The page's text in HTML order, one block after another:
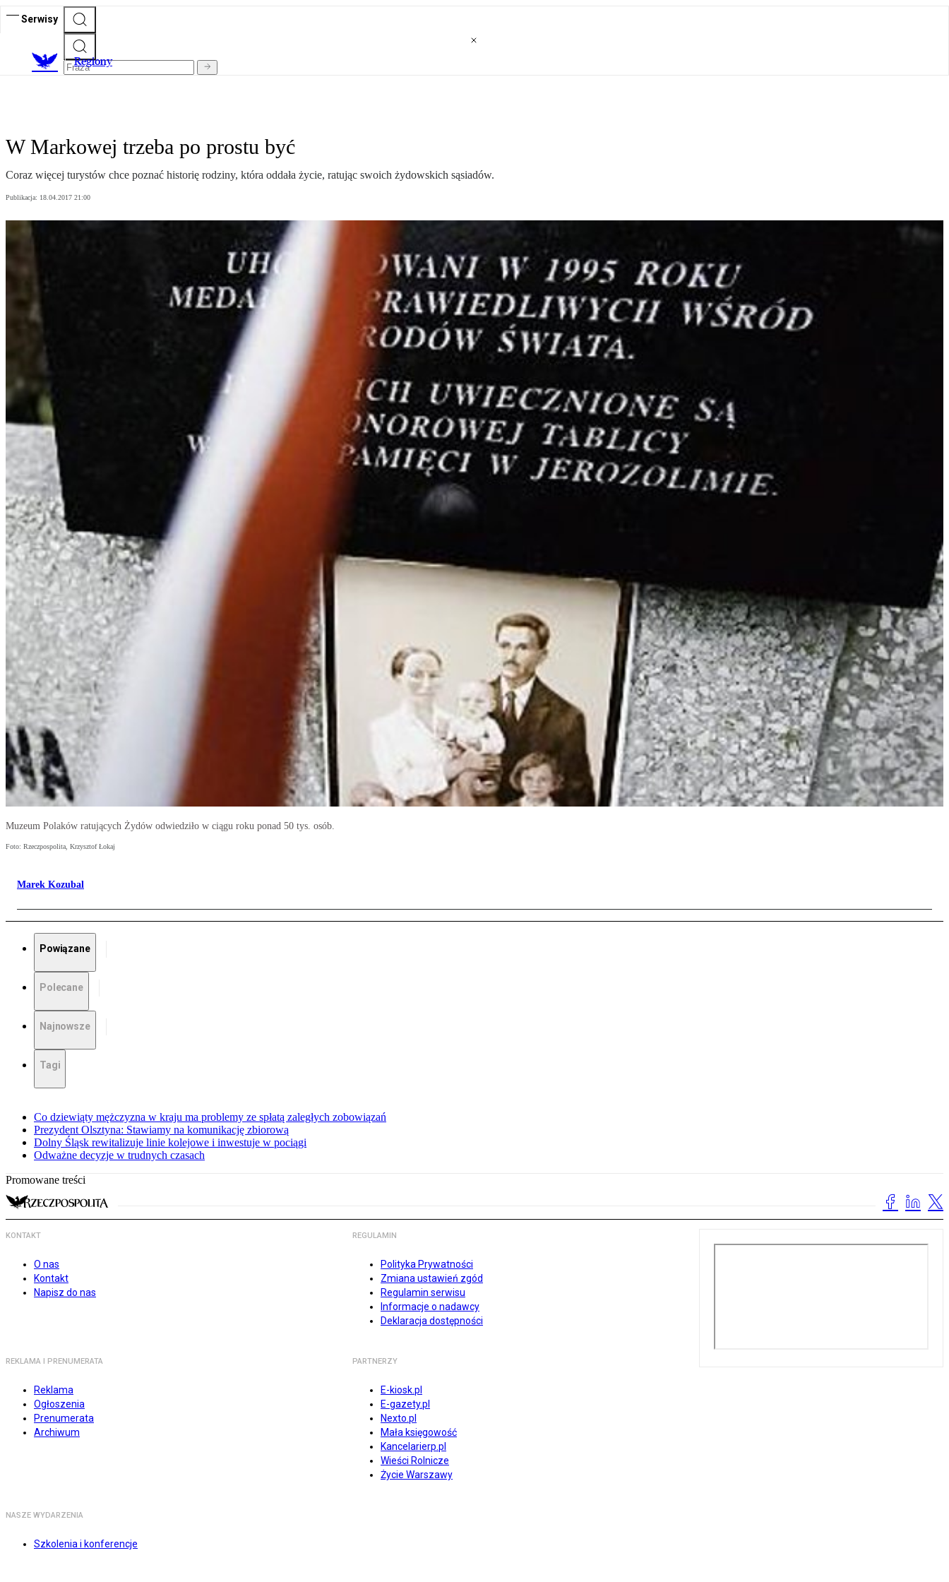
Serwisy
Regiony
W Markowej trzeba po prostu być
Coraz więcej turystów chce poznać historię rodziny, która oddała życie, ratując swoich żydowskich sąsiadów.
Publikacja: 18.04.2017 21:00
Muzeum Polaków ratujących Żydów odwiedziło w ciągu roku ponad 50 tys. osób.
Foto: Rzeczpospolita, Krzysztof Łokaj
Marek Kozubal
Powiązane
Polecane
Najnowsze
Tagi
Co dziewiąty mężczyzna w kraju ma problemy ze spłatą zaległych zobowiązań
Prezydent Olsztyna: Stawiamy na komunikację zbiorową
Dolny Śląsk rewitalizuje linie kolejowe i inwestuje w pociągi
Odważne decyzje w trudnych czasach
Promowane treści
KONTAKT
O nas
Kontakt
Napisz do nas
REGULAMIN
Polityka Prywatności
Zmiana ustawień zgód
Regulamin serwisu
Informacje o nadawcy
Deklaracja dostępności
REKLAMA I PRENUMERATA
Reklama
Ogłoszenia
Prenumerata
Archiwum
PARTNERZY
E-kiosk.pl
E-gazety.pl
Nexto.pl
Mała księgowość
Kancelarierp.pl
Wieści Rolnicze
Życie Warszawy
NASZE WYDARZENIA
Szkolenia i konferencje